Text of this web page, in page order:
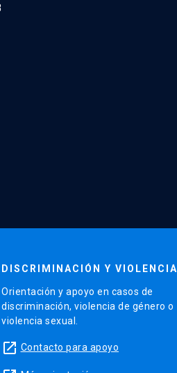
DISCRIMINACIÓN Y VIOLENCIA
Orientación y apoyo en casos de
discriminación, violencia de género o
violencia sexual.
launch Contacto para apoyo